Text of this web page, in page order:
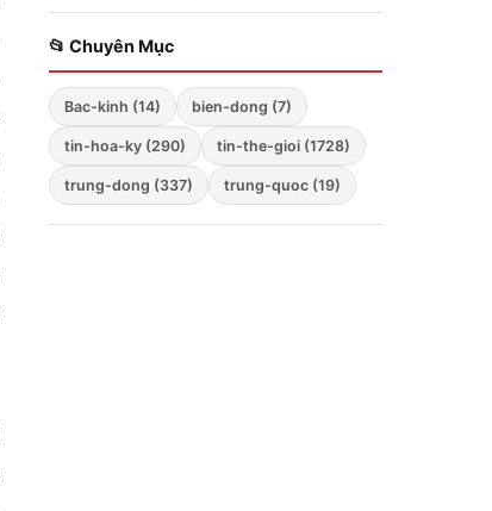
Zelensky bất ngờ cảnh
hạm Mỹ tiến vào Biển
Đông; Washington
triển khai chiến lược
ba mũi nhọn
📂 Chuyên Mục
Bac-kinh (14) bien-dong (7)
tin-hoa-ky (290) tin-the-gioi (1728)
trung-dong (337) trung-quoc (19)